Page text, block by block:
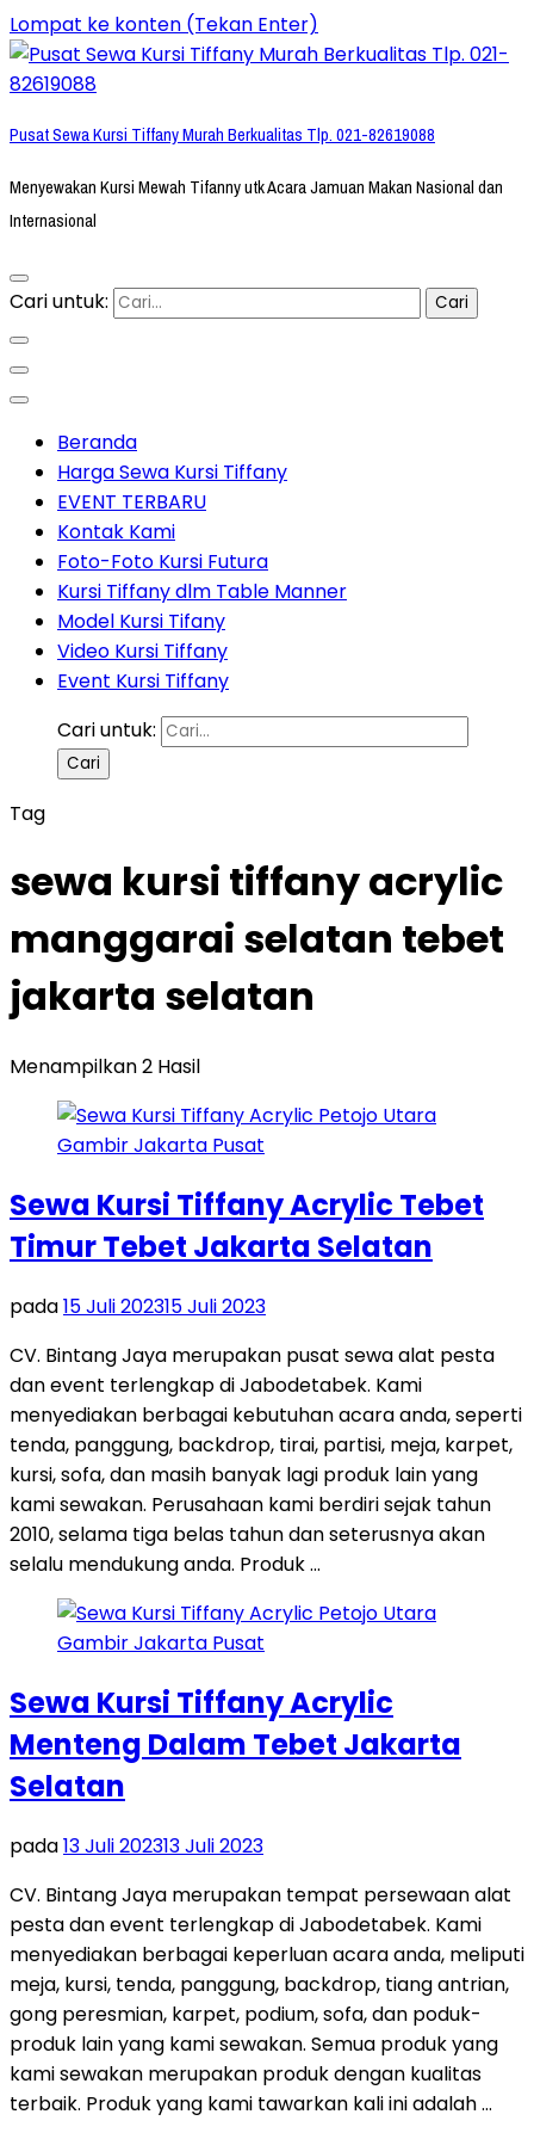
Lompat ke konten (Tekan Enter)
Pusat Sewa Kursi Tiffany Murah Berkualitas Tlp. 021-82619088
Menyewakan Kursi Mewah Tifanny utk Acara Jamuan Makan Nasional dan
Internasional
Cari untuk:
Beranda
Harga Sewa Kursi Tiffany
EVENT TERBARU
Kontak Kami
Foto-Foto Kursi Futura
Kursi Tiffany dlm Table Manner
Model Kursi Tifany
Video Kursi Tiffany
Event Kursi Tiffany
Cari untuk:
Tag
sewa kursi tiffany acrylic
manggarai selatan tebet
jakarta selatan
Menampilkan 2 Hasil
Sewa Kursi Tiffany Acrylic Tebet
Timur Tebet Jakarta Selatan
pada15 Juli 202315 Juli 2023
CV. Bintang Jaya merupakan pusat sewa alat pesta
dan event terlengkap di Jabodetabek. Kami
menyediakan berbagai kebutuhan acara anda, seperti
tenda, panggung, backdrop, tirai, partisi, meja, karpet,
kursi, sofa, dan masih banyak lagi produk lain yang
kami sewakan. Perusahaan kami berdiri sejak tahun
2010, selama tiga belas tahun dan seterusnya akan
selalu mendukung anda. Produk …
Sewa Kursi Tiffany Acrylic
Menteng Dalam Tebet Jakarta
Selatan
pada13 Juli 202313 Juli 2023
CV. Bintang Jaya merupakan tempat persewaan alat
pesta dan event terlengkap di Jabodetabek. Kami
menyediakan berbagai keperluan acara anda, meliputi
meja, kursi, tenda, panggung, backdrop, tiang antrian,
gong peresmian, karpet, podium, sofa, dan poduk-
produk lain yang kami sewakan. Semua produk yang
kami sewakan merupakan produk dengan kualitas
terbaik. Produk yang kami tawarkan kali ini adalah …